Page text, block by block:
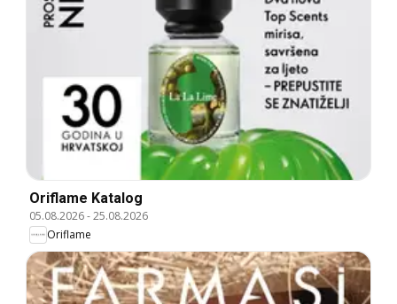
Oriflame Katalog
05.08.2026-25.08.2026
Oriflame